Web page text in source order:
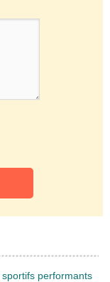
performants